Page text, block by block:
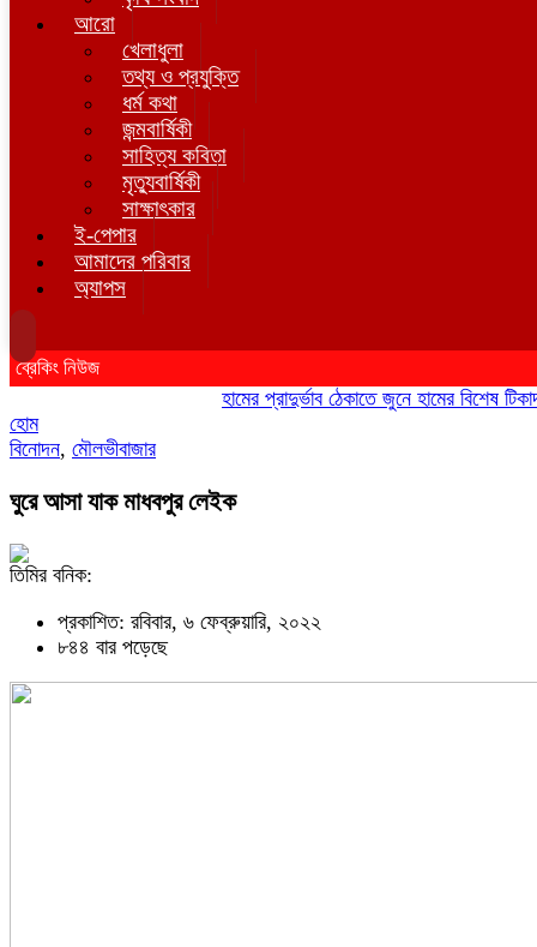
আরো
খেলাধুলা
তথ্য ও প্রযুক্তি
ধর্ম কথা
জন্মবার্ষিকী
সাহিত্য কবিতা
মৃত্যুবার্ষিকী
সাক্ষাৎকার
ই-পেপার
আমাদের পরিবার
অ্যাপস
ব্রেকিং নিউজ
হামের প্রাদুর্ভাব ঠেকাতে জুনে হামের বিশেষ টিকাদান;
হোম
বিনোদন, মৌলভীবাজার
ঘুরে আসা যাক মাধবপুর লেইক
তিমির বনিক:
প্রকাশিত: রবিবার, ৬ ফেব্রুয়ারি, ২০২২
৮৪৪ বার পড়েছে